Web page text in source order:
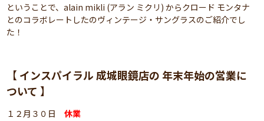
ということで、alain mikli (アラン ミクリ) からクロード モンタナ
とのコラボレートしたのヴィンテージ・サングラスのご紹介でし
た！
【インスパイラル 成城眼鏡店の 年末年始の営業に
ついて 】
１２月３０日休業